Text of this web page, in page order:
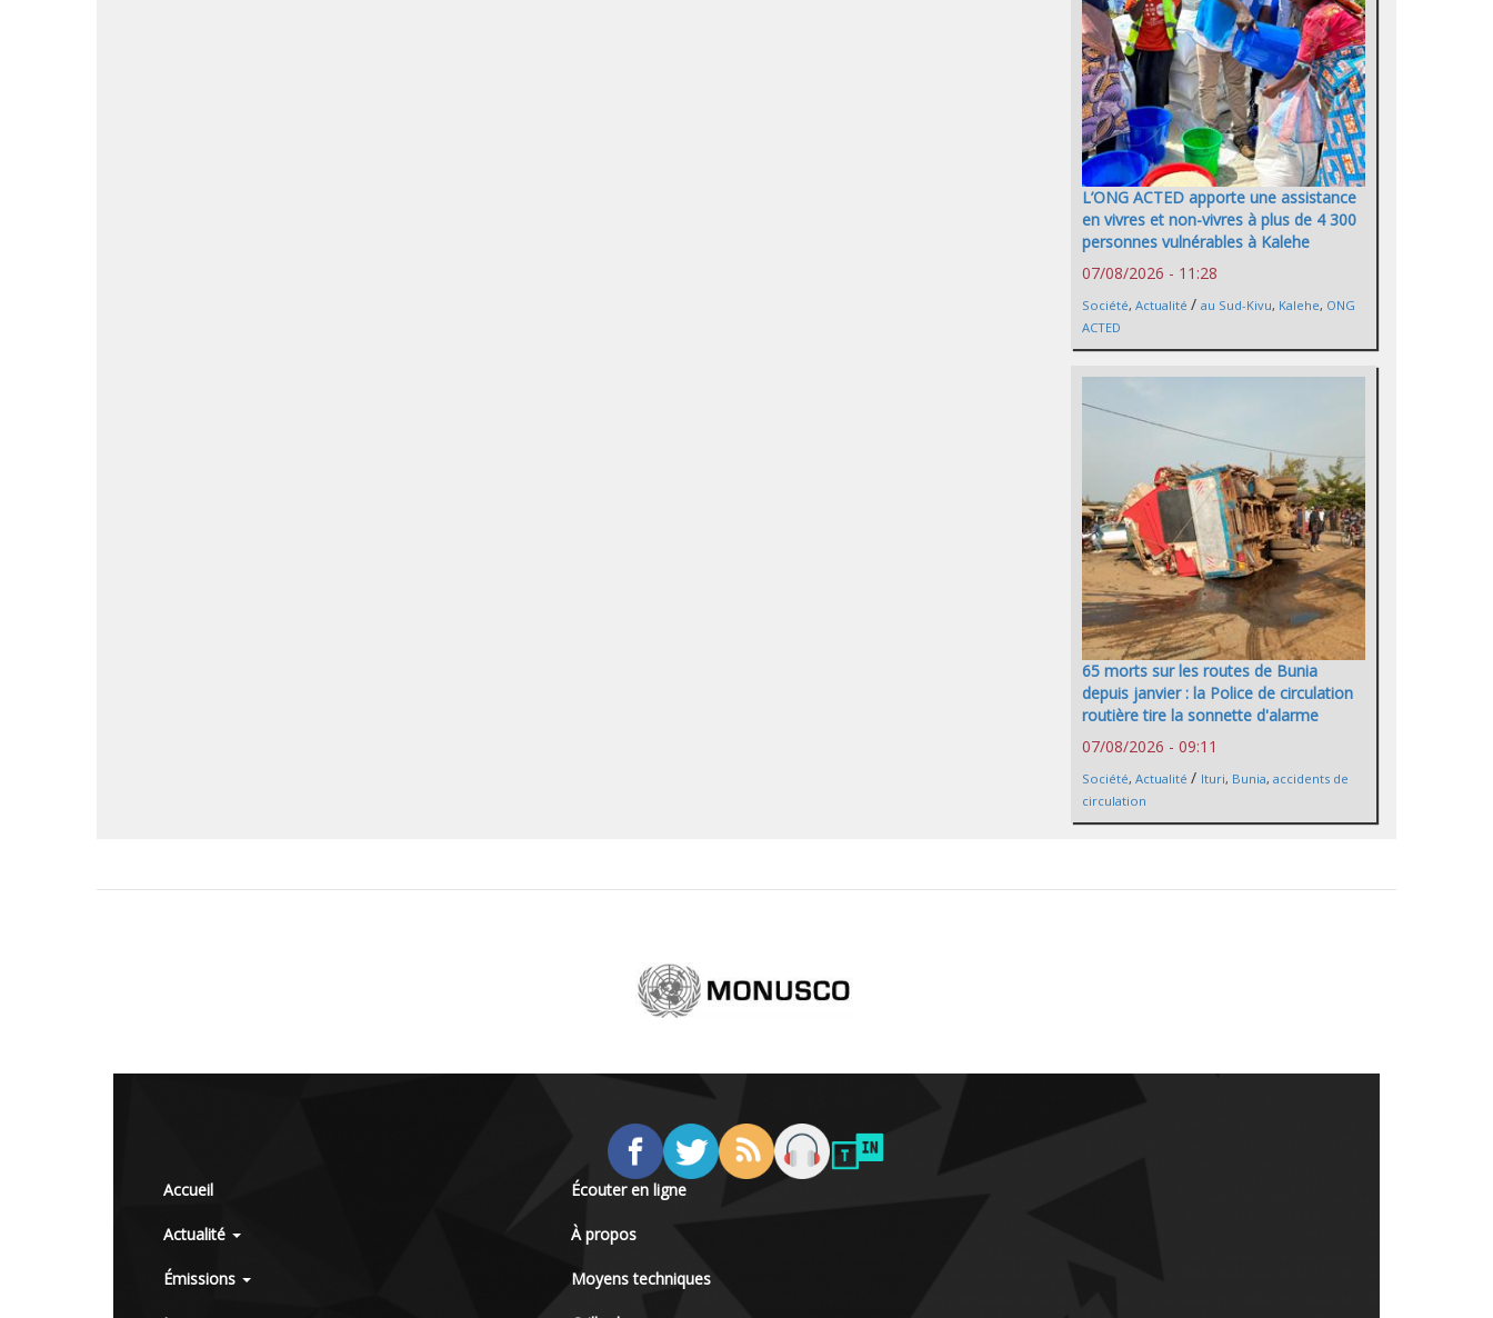
L’ONG ACTED apporte une assistance
en vivres et non-vivres à plus de 4 300
personnes vulnérables à Kalehe
07/08/2026 - 11:28
Société, Actualité / au Sud-Kivu, Kalehe, ONG
ACTED
65 morts sur les routes de Bunia
depuis janvier : la Police de circulation
routière tire la sonnette d'alarme
07/08/2026 - 09:11
Société, Actualité / Ituri, Bunia, accidents de
circulation
Accueil
Actualité
Émissions
Écouter en ligne
À propos
Moyens techniques